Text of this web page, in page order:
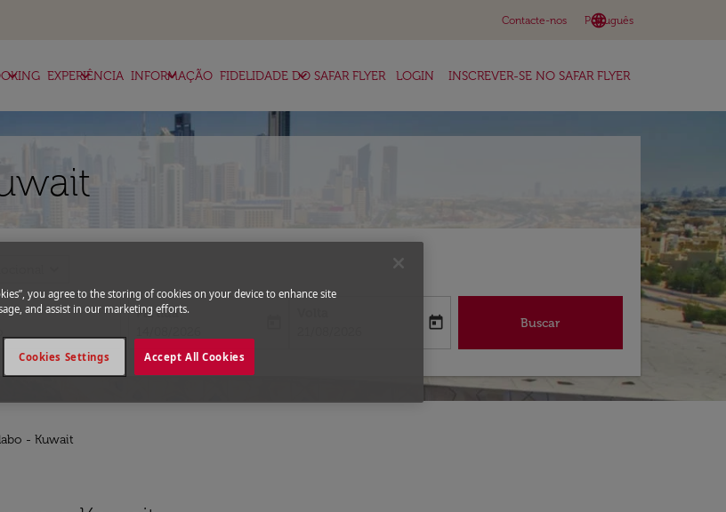
Contacte-nos language
Português
keyboard_arrow_down
keyboard_arrow_down EXPERIÊNCIA
keyboard_arrow_down INFORMAÇÃO
keyboard_arrow_down FIDELIDADE DO SAFAR FLYER
keyboard_arrow_down LOGIN INSCREVER-SE NO SAFAR FLYER
Partida
fc-booking-return-date-aria-label
today Buscar
- Kuwait
you agree to the storing of cookies on your device to enhance site
and assist in our marketing efforts.
Accept All Cookies
Cookies Settings